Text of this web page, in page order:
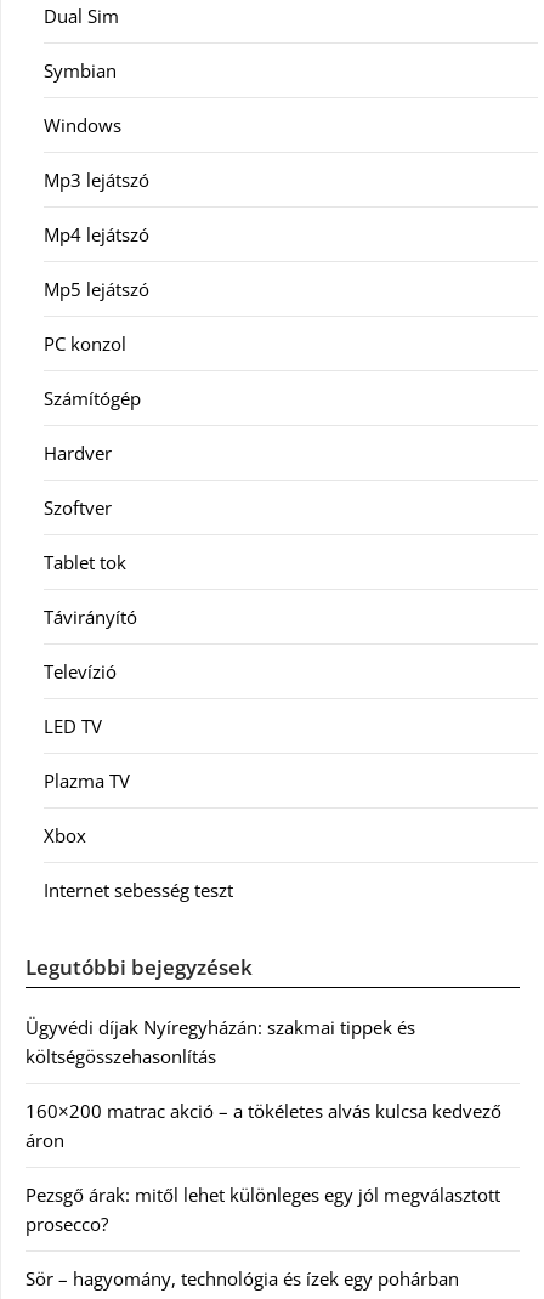
Dual Sim
Symbian
Windows
Mp3 lejátszó
Mp4 lejátszó
Mp5 lejátszó
PC konzol
Számítógép
Hardver
Szoftver
Tablet tok
Távirányító
Televízió
LED TV
Plazma TV
Xbox
Internet sebesség teszt
Legutóbbi bejegyzések
Ügyvédi díjak Nyíregyházán: szakmai tippek és
költségösszehasonlítás
160×200 matrac akció – a tökéletes alvás kulcsa kedvező
áron
Pezsgő árak: mitől lehet különleges egy jól megválasztott
prosecco?
Sör – hagyomány, technológia és ízek egy pohárban